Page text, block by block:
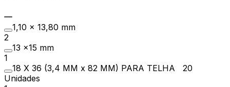
1,10 x 13,80 mm
2
13 x15 mm
1
18 X 36 (3,4 MM x 82 MM) PARA TELHA 20
Unidades